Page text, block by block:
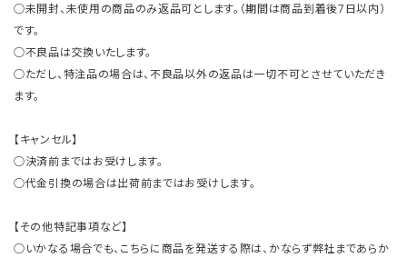
○未開封、未使用の商品のみ返品可とします。（期間は商品到着後7日以内）
です。
○不良品は交換いたします。
○ただし、特注品の場合は、不良品以外の返品は一切不可とさせていただき
ます。
【キャンセル】
○決済前まではお受けします。
○代金引換の場合は出荷前まではお受けします。
【その他特記事項など】
○いかなる場合でも、こちらに商品を発送する際は、かならず弊社まであらか